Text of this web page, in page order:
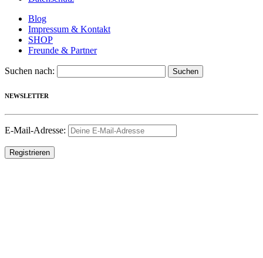
Blog
Impressum & Kontakt
SHOP
Freunde & Partner
Suchen nach:
NEWSLETTER
E-Mail-Adresse: